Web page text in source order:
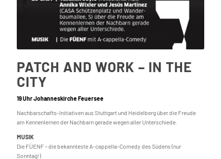
PATCH AND WORK – IN THE
CITY
19 Uhr Johanneskirche Feuersee
Nachbarschafts-Initiativen aus Stuttgart und Heidelberg über die Freude
am Kennenlernen der Nachbarn gerade wegen aller Unterschiede.
MUSIK
Die FÜENF – die bekannteste A-cappella-Comedy des Südens (nur
Sonntag!)